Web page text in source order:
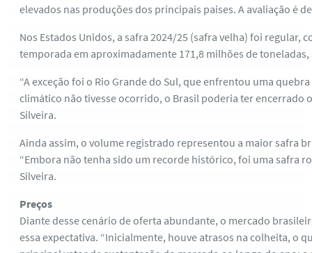
elevados nas produções dos principais paises. A avaliação é
Nos Estados Unidos, a safra 2024/25 (safra velha) foi
temporada em aproximadamente 171,8 milhões de
“A exceção foi o Rio Grande do Sul, que enfrentou uma
climático não tivesse ocorrido, o Brasil poderia ter encerrado
Silveira.
Ainda assim, o volume registrado representou a maior safra
“Embora não tenha sido um recorde histórico, foi uma safra
Silveira.
Preços
Diante desse cenário de oferta abundante, o mercado
essa expectativa. “Inicialmente, houve atrasos na colheita, o